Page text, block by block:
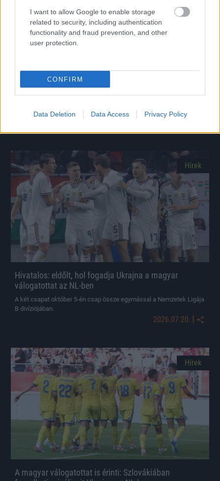
I want to allow Google to enable storage
related to security, including authentication
functionality and fraud prevention, and other
user protection.
CONFIRM
Data Deletion Data Access Privacy Policy
Rossi: a vb-kudarc fáj, de nem keres kifogásokat
beszélt.
Hírek
Hivatalos: eldőlt, hol fogadja Ukrajna a magyar
válogatottat az NL-ben
A két csapat október 5-én csap össze egymással a Nemzetek Ligája
B divíziójában.
2026.07.20. |
Hírek
A magyar válogatottat is érinti: Szlovákiában